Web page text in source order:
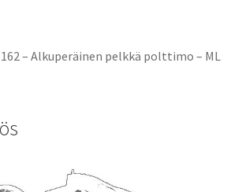
162 – Alkuperäinen pelkkä polttimo – ML